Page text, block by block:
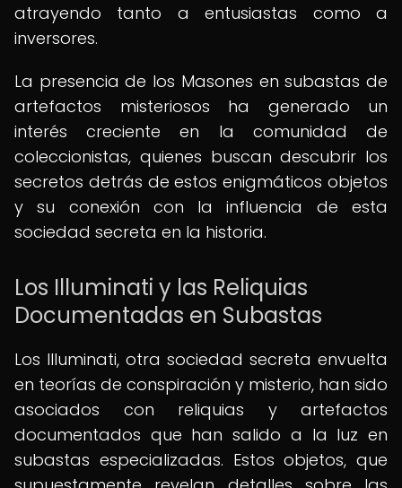
atrayendo tanto a entusiastas como a
inversores.
La presencia de los Masones en subastas de
artefactos misteriosos ha generado un
interés creciente en la comunidad de
coleccionistas, quienes buscan descubrir los
secretos detrás de estos enigmáticos objetos
y su conexión con la influencia de esta
sociedad secreta en la historia.
Los Illuminati y las Reliquias
Documentadas en Subastas
Los Illuminati, otra sociedad secreta envuelta
en teorías de conspiración y misterio, han sido
asociados con reliquias y artefactos
documentados que han salido a la luz en
subastas especializadas. Estos objetos, que